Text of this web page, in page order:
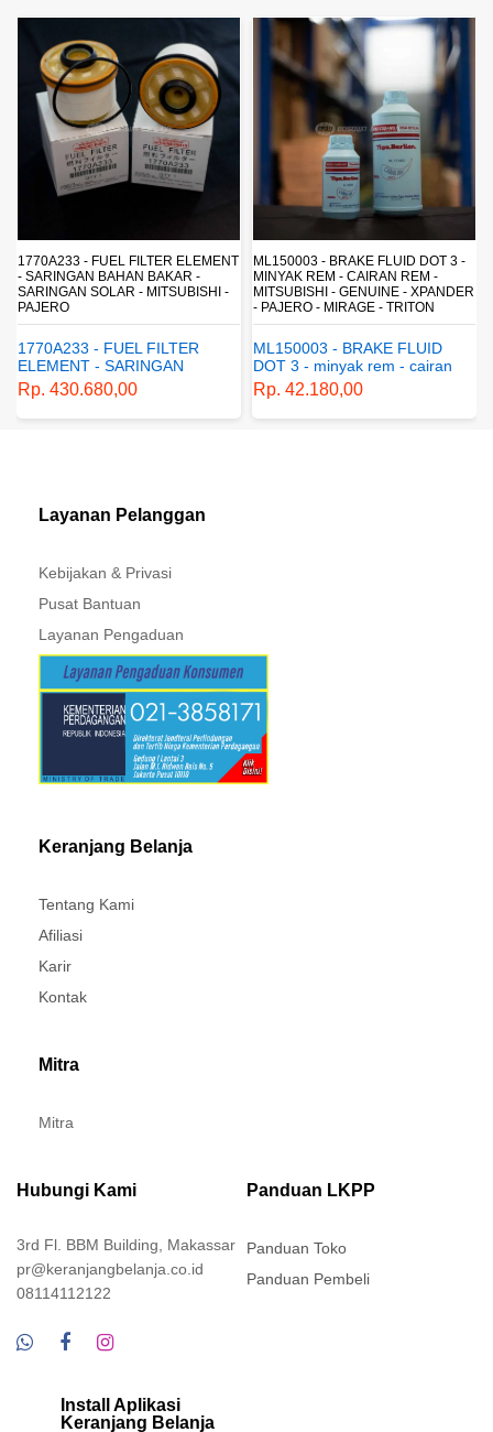
1770A233 - FUEL FILTER ELEMENT
- SARINGAN BAHAN BAKAR -
SARINGAN SOLAR - MITSUBISHI -
PAJERO
1770A233 - FUEL FILTER
ELEMENT - SARINGAN
BAHAN BAKAR - SARINGAN
SOLAR - MITSUBISHI -
PAJERO
Rp. 430.680,00
ML150003 - BRAKE FLUID DOT 3 -
MINYAK REM - CAIRAN REM -
MITSUBISHI - GENUINE - XPANDER
- PAJERO - MIRAGE - TRITON
ML150003 - BRAKE FLUID
DOT 3 - minyak rem - cairan
rem - mitsubishi - genuine -
xpander - pajero - mirage -
triton
Rp. 42.180,00
Layanan Pelanggan
Kebijakan & Privasi
Pusat Bantuan
Layanan Pengaduan
Keranjang Belanja
Tentang Kami
Afiliasi
Karir
Kontak
Mitra
Mitra
Hubungi Kami
3rd Fl. BBM Building, Makassar
pr@keranjangbelanja.co.id
08114112122
Panduan LKPP
Panduan Toko
Panduan Pembeli
Install Aplikasi
Keranjang Belanja